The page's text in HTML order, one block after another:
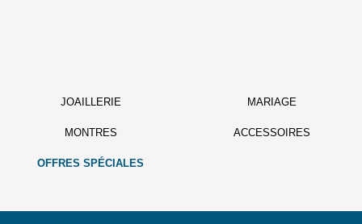
JOAILLERIE MARIAGE
MONTRES ACCESSOIRES
OFFRES SPÉCIALES